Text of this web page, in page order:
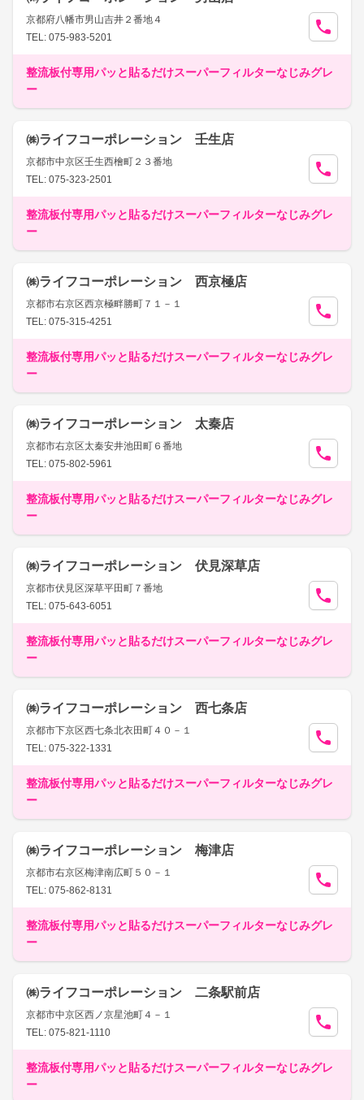
京都府八幡市男山吉井２番地４
TEL: 075-983-5201
整流板付専用パッと貼るだけスーパーフィルターなじみグレ
ー
㈱ライフコーポレーション 壬生店
京都市中京区壬生西檜町２３番地
TEL: 075-323-2501
整流板付専用パッと貼るだけスーパーフィルターなじみグレ
ー
㈱ライフコーポレーション 西京極店
京都市右京区西京極畔勝町７１－１
TEL: 075-315-4251
整流板付専用パッと貼るだけスーパーフィルターなじみグレ
ー
㈱ライフコーポレーション 太秦店
京都市右京区太秦安井池田町６番地
TEL: 075-802-5961
整流板付専用パッと貼るだけスーパーフィルターなじみグレ
ー
㈱ライフコーポレーション 伏見深草店
京都市伏見区深草平田町７番地
TEL: 075-643-6051
整流板付専用パッと貼るだけスーパーフィルターなじみグレ
ー
㈱ライフコーポレーション 西七条店
京都市下京区西七条北衣田町４０－１
TEL: 075-322-1331
整流板付専用パッと貼るだけスーパーフィルターなじみグレ
ー
㈱ライフコーポレーション 梅津店
京都市右京区梅津南広町５０－１
TEL: 075-862-8131
整流板付専用パッと貼るだけスーパーフィルターなじみグレ
ー
㈱ライフコーポレーション 二条駅前店
京都市中京区西ノ京星池町４－１
TEL: 075-821-1110
整流板付専用パッと貼るだけスーパーフィルターなじみグレ
ー